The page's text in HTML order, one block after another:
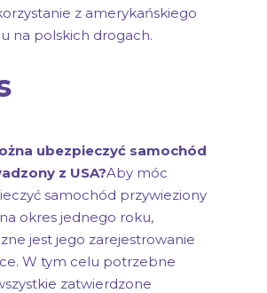
z amerykańskiego
na polskich drogach.
ubezpieczyć samochód
z USA?Aby móc
samochód przywieziony
okres jednego roku,
jest jego zarejestrowanie
W tym celu potrzebne
zatwierdzone